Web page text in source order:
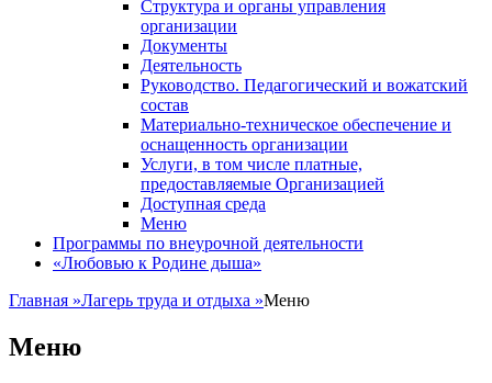
Структура и органы управления
организации
Документы
Деятельность
Руководство. Педагогический и вожатский
состав
Материально-техническое обеспечение и
оснащенность организации
Услуги, в том числе платные,
предоставляемые Организацией
Доступная среда
Меню
Программы по внеурочной деятельности
«Любовью к Родине дыша»
Главная »Лагерь труда и отдыха »Меню
Меню